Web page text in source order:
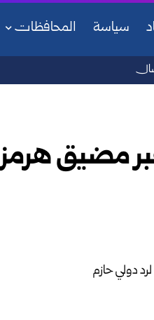
سياسة المحافظات
مضيق هرمز